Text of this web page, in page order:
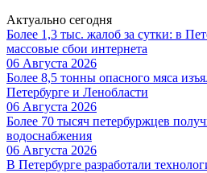
Актуально сегодня
Более 1,3 тыс. жалоб за сутки: в
массовые сбои интернета
06 Августа 2026
Более 8,5 тонны опасного мяса
Петербурге и Ленобласти
06 Августа 2026
Более 70 тысяч петербуржцев
водоснабжения
06 Августа 2026
В Петербурге разработали